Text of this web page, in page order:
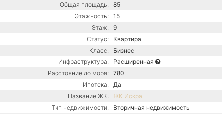
Общая площадь:
85
Этажность:
15
Этаж:
9
Статус:
Квартира
Класс:
Бизнес
Инфраструктура:
Расширенная
Расстояние до моря:
780
Ипотека:
Да
Название ЖК:
ЖК Искра
Тип недвижимости:
Вторичная недвижимость